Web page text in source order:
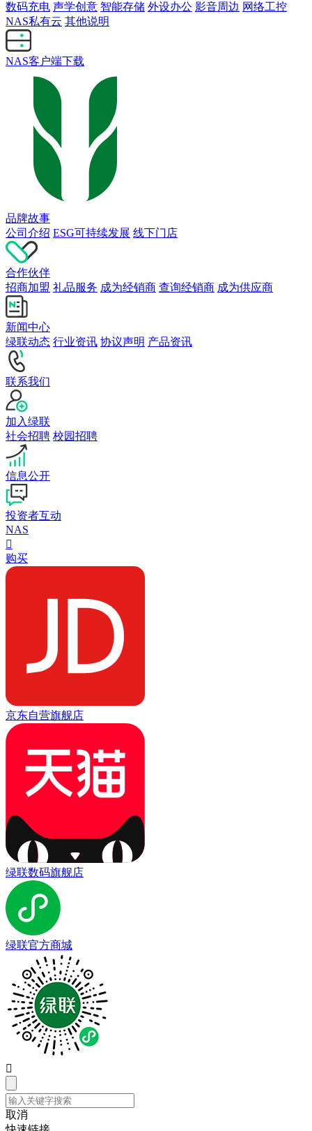
数码充电 声学创意 智能存储 外设办公 影音周边 网络工控
NAS私有云 其他说明
NAS客户端下载
品牌故事
公司介绍 ESG可持续发展 线下门店
合作伙伴
招商加盟 礼品服务 成为经销商 查询经销商 成为供应商
新闻中心
绿联动态 行业资讯 协议声明 产品资讯
联系我们
加入绿联
社会招聘 校园招聘
信息公开
投资者互动
NAS

购买
京东自营旗舰店
绿联数码旗舰店
绿联官方商城

取消